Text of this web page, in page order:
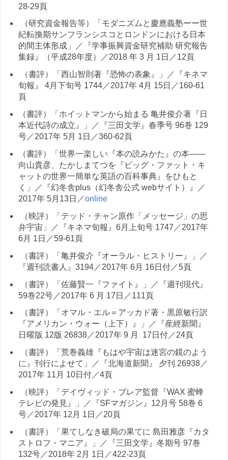
28-29頁
（研究資金報告等）「モダニズムと慶應義塾ーー世
紀転換期サンフランシスコとロンドンにおける日本
的間主体形成」／『学事振興資金研究補助 研究報告
集録』（平成28年度）／2018 年 3 月 1日／12頁
（書評）「西山智則著『恐怖の表象』」／『キネマ
旬報』 4月下旬号 1744／2017年 4月 15日／160-61
頁
（書評）「ホイットマンから始まる 亀井俊介著『日
本近代詩の成立』」／『三田文学』春季号 96巻 129
号／2017年 5月 1日／360-62頁
（書評）「世界一楽しい『本の読みかた』の本――
向山貴彦、たかしまてつを『ビッグ・ファット・キ
ャットの世界一簡単な英語の百科事典』をひもと
く」／『幻冬舎plus（幻冬舎公式 webサイト）』／
2017年 5月13日／online
（映評）「テッド・チャン原作「メッセージ」の思
弁宇宙」／『キネマ旬報』6月上旬号 1747／2017年
6月 1日／59-61頁
（書評）「亀井俊介『オーラル・ヒストリー』」／
『週刊読書人』3194／2017年 6月 16日付／5頁
（書評）「佐藤賢一『ファイト』」／『週刊現代』
59巻22号／2017年 6 月 17日／111頁
（書評）「オマル・エル＝アッカド著・黒原敏行訳
『アメリカン・ウォー（上下）』」／『産經新聞』
日曜版 12版 26838／2017年 9 月 17日付／24頁
（書評）「荒巻義雄『もはや宇宙は迷宮の鏡のよう
に』刊行によせて」／『北海道新聞』 夕刊 26938／
2017年 11月 10日付／4頁
（映評）「デイヴィッド・ブレア監督『WAX 蜜蜂
テレビの発見』」／『SFマガジン』12月号 58巻 6
号／2017年 12月 1日／20頁
（書評）「果てしなき破局の果てに 島田雅彦『カタ
ストロフ・マニア』」／『三田文学』冬期号 97巻
132号／2018年 2月 1日／422-23頁